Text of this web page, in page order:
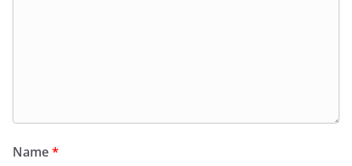
Name*